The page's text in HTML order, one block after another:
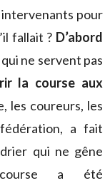
intervenants pour
fallait ? D’abord
qui ne servent pas
la course aux
les coureurs, les
a fait
qui ne gêne
a été